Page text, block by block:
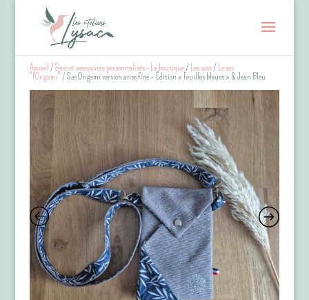
Accueil / Sacs et accessoires personnalisés - La boutique/ Les sacs/ Le sac
"l'Origami" / Sac Origami version anse fine – Édition « Feuilles bleues » & Jean Bleu